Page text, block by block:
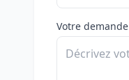
Votre demande